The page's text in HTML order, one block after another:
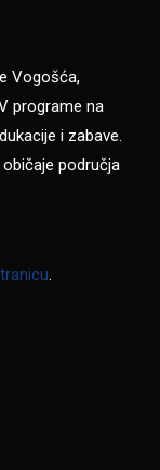
Vogošća,
programe na
i zabave.
područja